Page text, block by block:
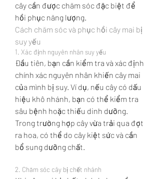
cây cần được chăm sóc đặc biệt để
hồi phục năng lượng.
Cách chăm sóc và phục hồi cây mai bị
suy yếu
1. Xác định nguyên nhân suy yếu
Đầu tiên, bạn cần kiểm tra và xác định
chính xác nguyên nhân khiến cây mai
của mình bị suy. Ví dụ, nếu cây có dấu
hiệu khô nhánh, bạn có thể kiểm tra
sâu bệnh hoặc thiếu dinh dưỡng.
Trong trường hợp cây vừa trải qua đợt
ra hoa, có thể do cây kiệt sức và cần
bổ sung dưỡng chất.
2. Chăm sóc cây bị chết nhánh